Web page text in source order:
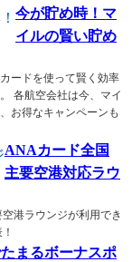
今が貯め時！マ
イルの賢い貯め
ードを使って賢く効率
各航空会社は今、マイ
お得なキャンペーンも
ANAカード全国
主要空港対応ラウ
港ラウンジが利用でき
まるボーナスポ